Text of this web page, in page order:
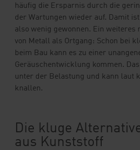
häufig die Ersparnis durch die
der Wartungen wieder auf. Damit
also wenig gewonnen. Ein weiteres
von Metall als Ortgang: Schon bei
beim Bau kann es zu einer
Geräuschentwicklung kommen.
unter der Belastung und kann laut
knallen.
Die kluge
aus Kunststoff